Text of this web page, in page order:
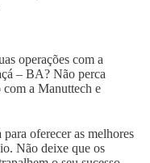
operações com a
– BA? Não perca
com a Manuttech e
oferecer as melhores
Não deixe que os